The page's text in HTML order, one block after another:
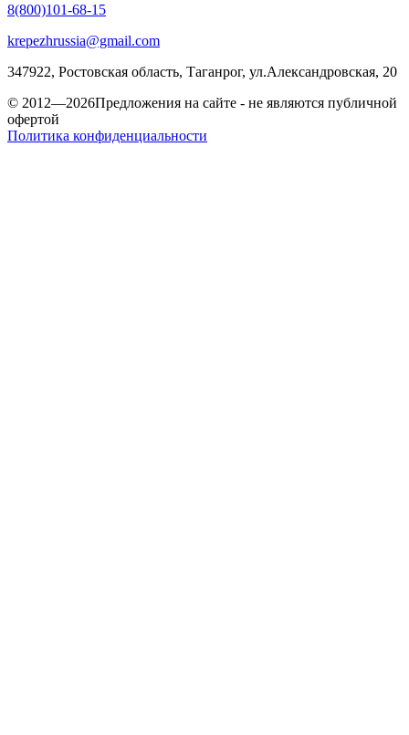
8(800)101-68-15
krepezhrussia@gmail.com
347922, Ростовская область, Таганрог, ул.Александровская, 20
© 2012—2026Предложения на сайте - не являются публичной
офертой
Политика конфиденциальности